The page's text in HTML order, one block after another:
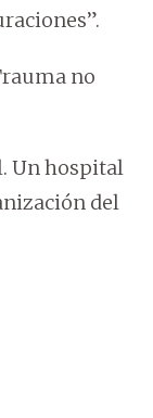
no
Un hospital
del